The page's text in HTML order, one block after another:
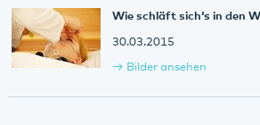
Wie schläft sich‘s in den
30.03.2015
Bilder ansehen